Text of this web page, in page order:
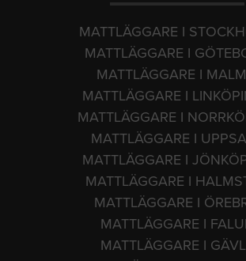
MATTLÄGGARE I
MATTLÄGGARE I
MATTLÄGGARE I
MATTLÄGGARE I
MATTLÄGGARE I
MATTLÄGGARE I
MATTLÄGGARE I
MATTLÄGGARE I
MATTLÄGGARE I
MATTLÄGGARE I
MATTLÄGGARE I